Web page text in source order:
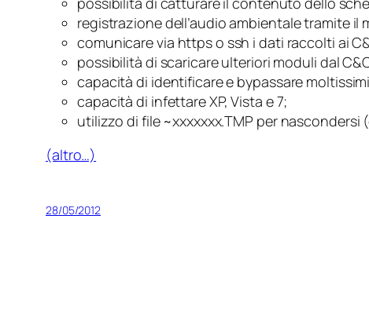
registrazione dell’audio ambientale tramite il
comunicare via https o ssh i dati raccolti ai
possibilità di scaricare ulteriori moduli dal
capacità di identificare e bypassare
capacità di infettare XP, Vista e 7;
utilizzo di file ~xxxxxxx.TMP per
(altro…)
28/05/2012